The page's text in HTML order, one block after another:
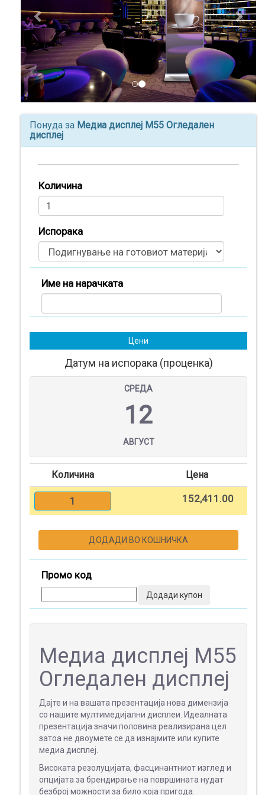
Производи
(0)
Кошничка
Нарачки
Помош
Регистрација
ПОДАРОЦИ
ШИРОК
ФОРМАТ
ПРОМОТИВНИ
МАТЕРИЈАЛИ
МЕДИА
ДИСПЛЕИ
Понуда за Медиа дисплеј M55 Огледален
дисплеј
Количина
Испорака
Име на нарачката
Цени
Датум на испорака (проценка)
СРЕДА
12
АВГУСТ
Количина Цена
1 152,411.00
ДОДАДИ ВО КОШНИЧКА
Промо код
Додади купон
Медиа дисплеј M55
Огледален дисплеј
Дајте и на вашата презентација нова димензија
со нашите мултимедијални дисплеи. Идеалната
презентација значи половина реализирана цел
затоа не двоумете се да изнајмите или купите
медиа дисплеј.
Високата резолуцијата, фасцинантниот изглед и
опцијата за брендирање на површината нудат
безброј можности за било која пригода.